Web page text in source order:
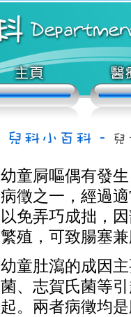
幼童屙嘔偶有發
病徵之一，經過
以免弄巧成拙，
繁殖，可致腸塞
幼童肚瀉的成因
菌、志賀氏菌等
起。兩者病徵均